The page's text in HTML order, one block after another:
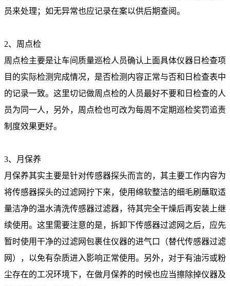
员来处理；如无异常也应记录在案以供后期查阅。
2、周点检
周点检主要是让车间质量巡检人员确认上面具体仪器日检查项
目的实际检测完成情况，是否检测内容正常与否和日检查表中
的记录一致。这里切记做周点检的人员最好不要和日检查的人
员为同一人，另外，周点检也可改为每周不定期巡检奖罚追责
制度效果更好。
3、月保养
月保养其实主要是针对传感器探头而言的，其主要工作内容为
将传感器探头的过滤网拧下来，使用绵软整洁的细毛刷蘸取适
量洁净的温水清洗传感器过滤器，待其完全干燥后再安装上继
续使用。这里需要注意的是，拆卸下传感器过滤网之后，应先
暂时使用干净的过滤网包裹住仪器的进气口（替代传感器过滤
网），以免有杂质进入影响正常使用。另外，对于有油污或粉
尘存在的工况环境下，在做月保养的时候也应当擦除掉仪器及